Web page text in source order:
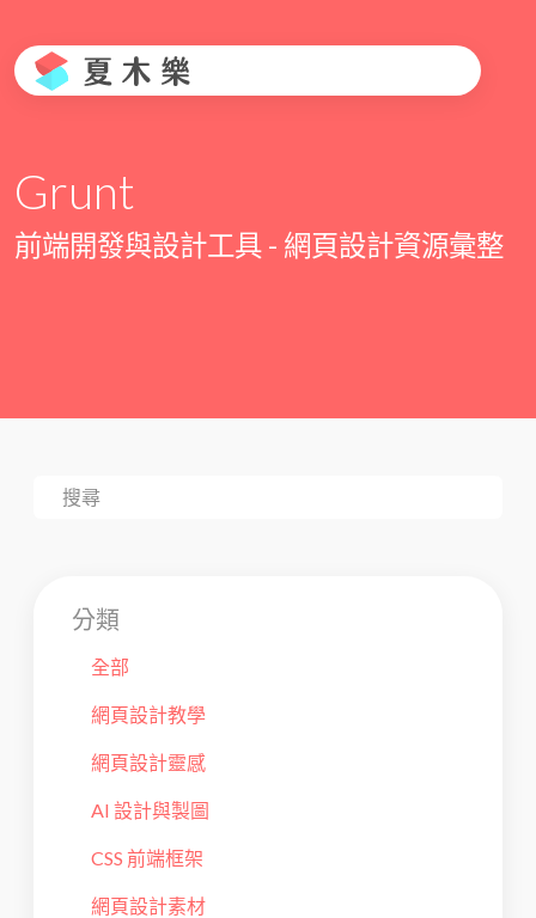
Grunt
前端開發與設計工具 - 網頁設計資源彙整
分類
全部
網頁設計教學
網頁設計靈感
AI 設計與製圖
CSS 前端框架
網頁設計素材